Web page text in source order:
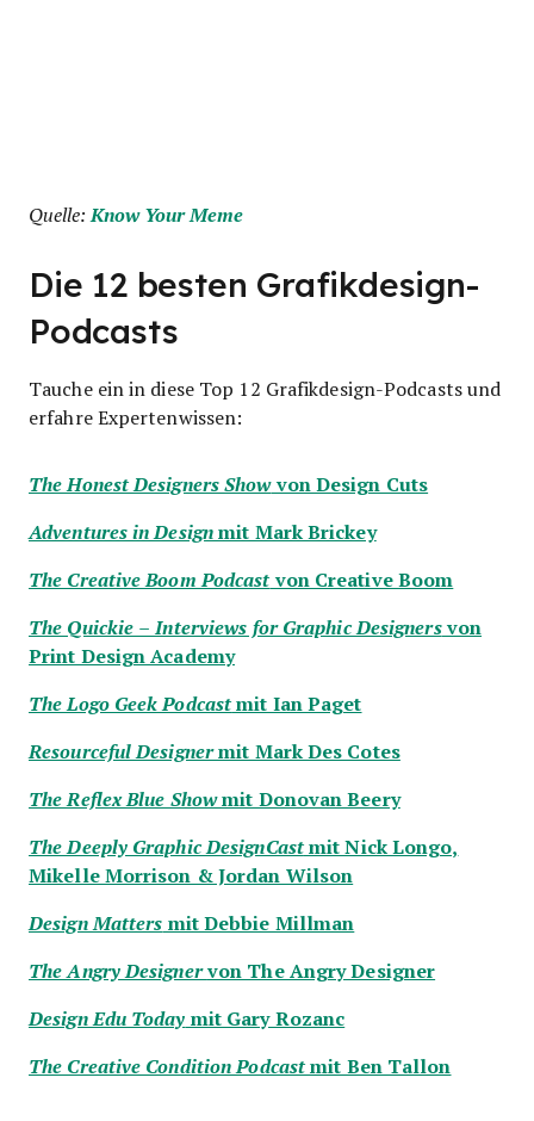
Quelle: Know Your Meme
Die 12 besten Grafikdesign-
Podcasts
Tauche ein in diese Top 12 Grafikdesign-Podcasts und
erfahre Expertenwissen:
The Honest Designers Showvon Design Cuts
Adventures in Designmit Mark Brickey
The Creative Boom Podcastvon Creative Boom
The Quickie – Interviews for Graphic Designersvon
Print Design Academy
The Logo Geek Podcastmit Ian Paget
Resourceful Designermit Mark Des Cotes
The Reflex Blue Showmit Donovan Beery
The Deeply Graphic DesignCastmit Nick Longo,
Mikelle Morrison & Jordan Wilson
Design Matters mit Debbie Millman
The Angry Designervon The Angry Designer
Design Edu Today mit Gary Rozanc
The Creative Condition Podcastmit Ben Tallon